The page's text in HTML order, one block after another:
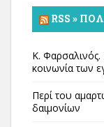
RSS »
Κ. Φαρσαλινός.
κοινωνία των
Περί του
δαιμονίων